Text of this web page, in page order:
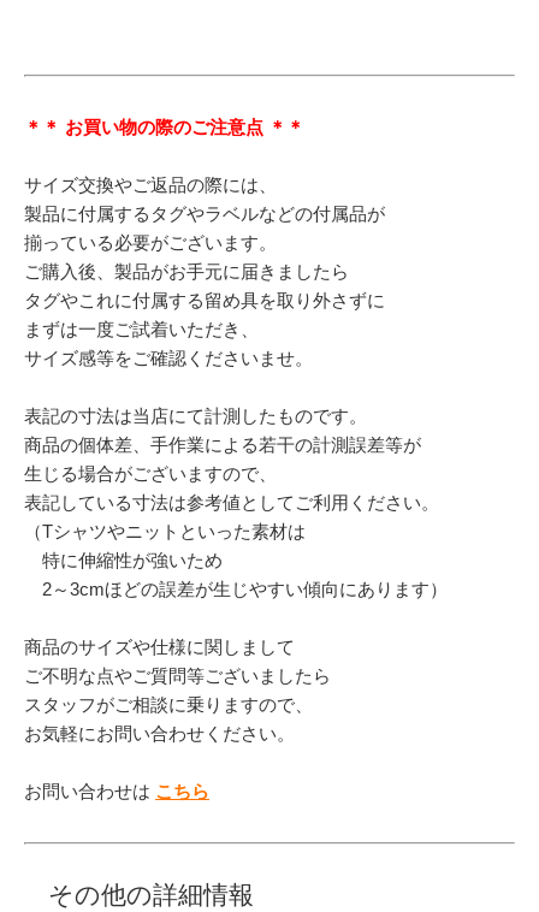
＊＊ お買い物の際のご注意点 ＊＊
サイズ交換やご返品の際には、
製品に付属するタグやラベルなどの付属品が
揃っている必要がございます。
ご購入後、製品がお手元に届きましたら
タグやこれに付属する留め具を取り外さずに
まずは一度ご試着いただき、
サイズ感等をご確認くださいませ。
表記の寸法は当店にて計測したものです。
商品の個体差、手作業による若干の計測誤差等が
生じる場合がございますので、
表記している寸法は参考値としてご利用ください。
（Tシャツやニットといった素材は
特に伸縮性が強いため
2～3cmほどの誤差が生じやすい傾向にあります）
商品のサイズや仕様に関しまして
ご不明な点やご質問等ございましたら
スタッフがご相談に乗りますので、
お気軽にお問い合わせください。
お問い合わせは こちら
その他の詳細情報